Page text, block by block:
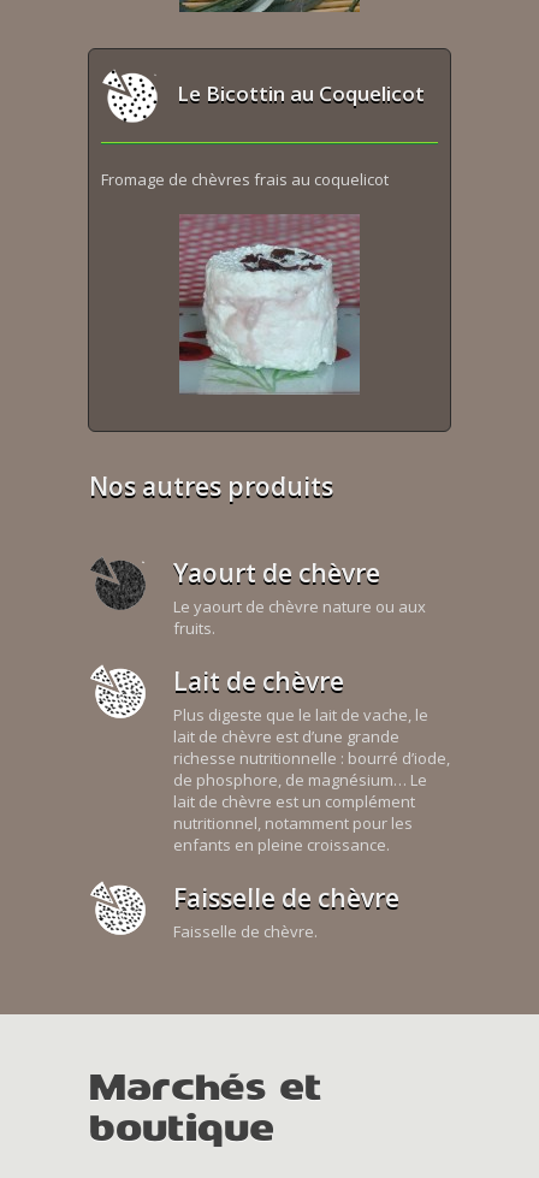
Le Bicottin au Coquelicot
Fromage de chèvres frais au coquelicot
Nos autres produits
Yaourt de chèvre
Le yaourt de chèvre nature ou aux
fruits.
Lait de chèvre
Plus digeste que le lait de vache, le
lait de chèvre est d’une grande
richesse nutritionnelle : bourré d’iode,
de phosphore, de magnésium… Le
lait de chèvre est un complément
nutritionnel, notamment pour les
enfants en pleine croissance.
Faisselle de chèvre
Faisselle de chèvre.
Marchés et
boutique